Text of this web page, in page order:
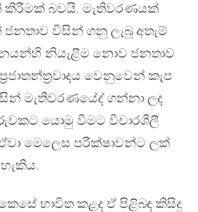
කිරීමක් බවයි. මැතිවරණයක්
විසින් ගනු ලැබූ අතැම්
නියැළීම නොව ජනතාව
වෙනුවෙන් කැප
මැතිවරණයේද් ගන්නා ලද
යොමු වීමට විචාරශීලී
මෙලෙස පරීක්ෂාවන්ට ලක්
භාවිත කළද ඒ පිළිබඳ කිසිදු